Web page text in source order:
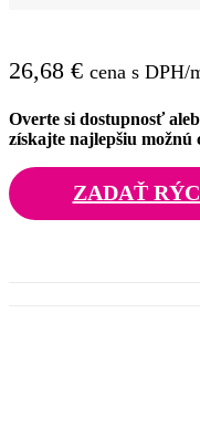
26,68 € cena s DPH/
Overte si dostupnosť
získajte najlepšiu
ZADAŤ